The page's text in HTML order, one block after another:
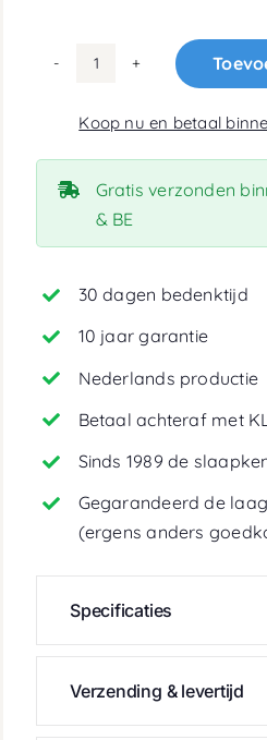
120x210
HR50
aantal
Koop nu en betaal
Gratis verzonden
& BE
30 dagen bedenktijd
10 jaar garantie
Nederlands productie
Betaal achteraf met
Sinds 1989 de
Gegarandeerd de
(ergens anders
Specificaties
Verzending & levertijd